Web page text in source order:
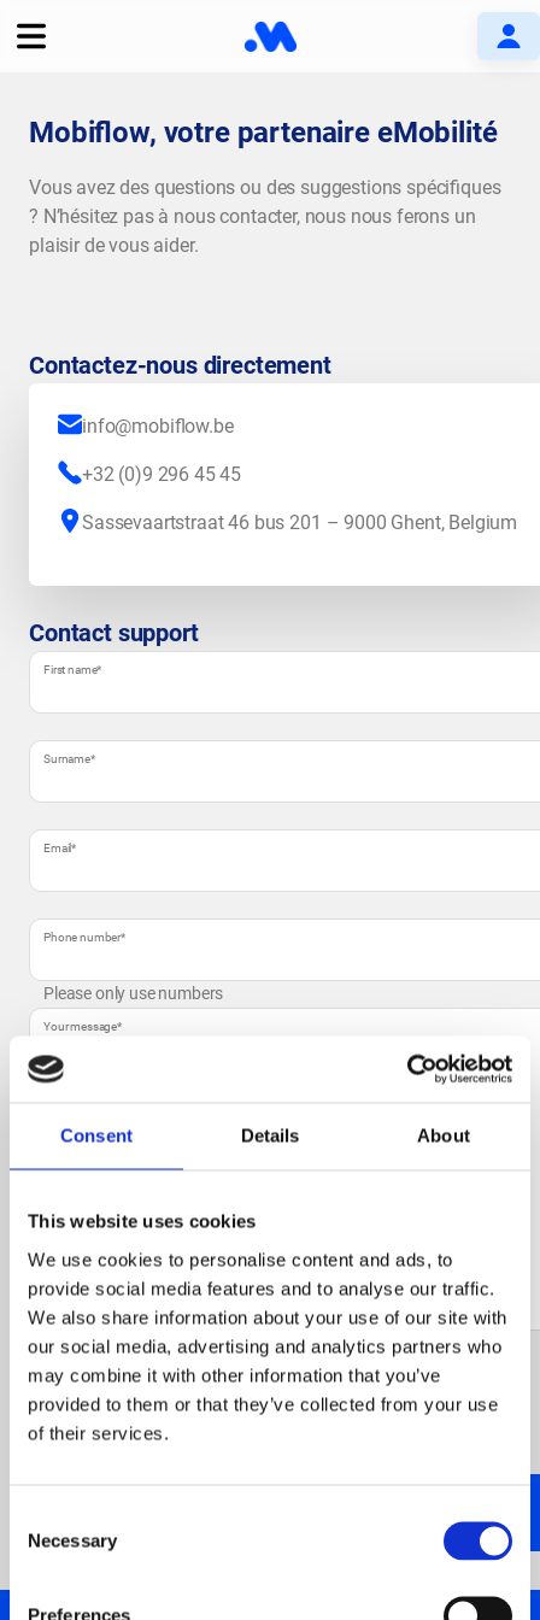
Consent Details About
This website uses cookies
We use cookies to personalise content and ads, to
provide social media features and to analyse our traffic.
We also share information about your use of our site with
our social media, advertising and analytics partners who
may combine it with other information that you’ve
provided to them or that they’ve collected from your use
of their services.
Selection
Necessary
Preferences
Mobiflow, votre partenaire eMobilité
Vous avez des questions ou des suggestions spécifiques
? N’hésitez pas à nous contacter, nous nous ferons un
plaisir de vous aider.
Contactez-nous directement
info@mobiflow.be
+32 (0)9 296 45 45
Sassevaartstraat 46 bus 201 – 9000 Ghent, Belgium
Contact support
First name*
Surname*
Email*
Phone number*
Please only use numbers
Your message*